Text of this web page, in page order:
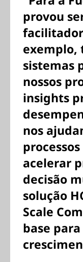
provou
exemplo,
sistemas
nossos
insights
nos
acelerar
decisão
solução
Scale
base